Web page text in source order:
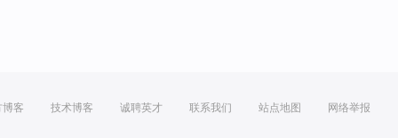
博客 技术博客 诚聘英才 联系我们 站点地图 网络举报